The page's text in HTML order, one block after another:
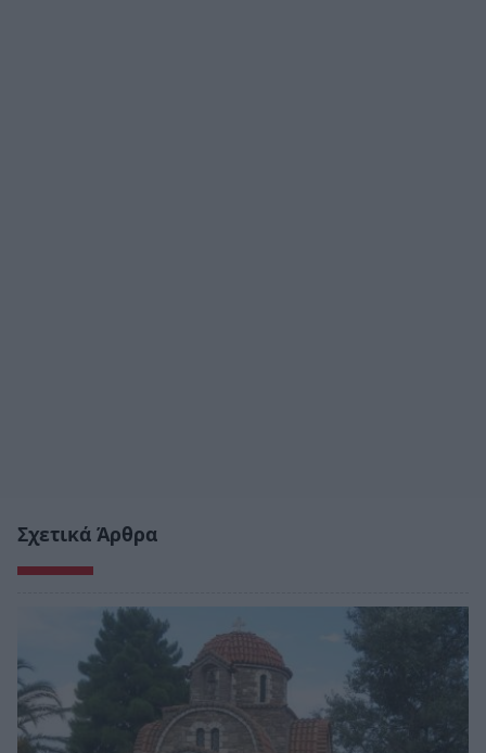
Σχετικά Άρθρα